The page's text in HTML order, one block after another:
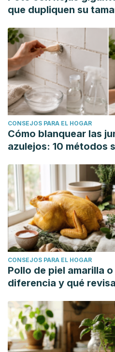
Van Hoover, C., Rademayer,
health.
Journal of midwifery
530.
https://onlinelibrary.wiley.com/
Walsh, L. A., Wu, E., Pontes,
Miller, C. H., & Kundu, R. V.
evidence-based systematic
advances.Systematic reviews
https://link.springer.com/
que dupliquen su
CONSEJOS PARA EL HOGAR
Cómo blanquear las
azulejos: 10 métodos
CONSEJOS PARA EL HOGAR
Pollo de piel amarilla
diferencia y qué